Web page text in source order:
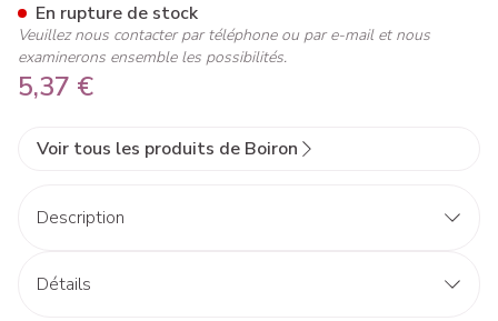
5,37 €
En rupture de stock
Veuillez nous contacter par téléphone ou par e-mail et nous
examinerons ensemble les possibilités.
Voir tous les produits de Boiron
Description
Détails